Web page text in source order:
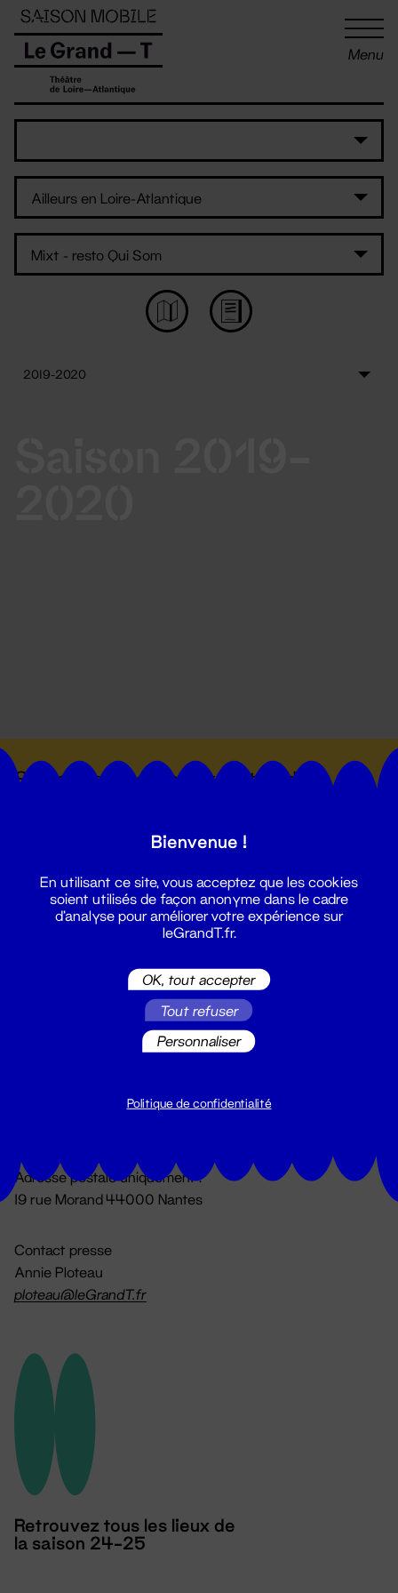
Menu
Suivez toutes les actualités du
Du lundi au vendredi 14h → 18h
Adresse postale uniquement :
19 rue Morand 44000 Nantes
Contact presse
Annie Ploteau
ploteau@leGrandT.fr
Retrouvez tous les lieux de
la saison 24-25
Panneau de gestion des cookies
Bienvenue !
En utilisant ce site, vous acceptez que les cookies
soient utilisés de façon anonyme dans le cadre
d'analyse pour améliorer votre expérience sur
leGrandT.fr.
OK, tout accepter
Tout refuser
Personnaliser
Politique de confidentialité